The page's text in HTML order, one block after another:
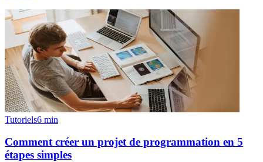
Tutoriels6 min
Comment créer un projet de programmation en 5
étapes simples